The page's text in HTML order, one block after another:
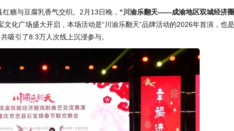
糖与豆腐乳香气交织。2月13日晚， “川渝乐翻天——成渝地区双城经济
文化广场盛大开启，本场活动是“川渝乐翻天”品牌活动的2026年首演，也
吸引了8.3万人次线上沉浸参与。